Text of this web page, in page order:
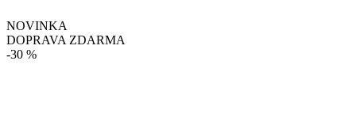
NOVINKA
DOPRAVA ZDARMA
-30 %